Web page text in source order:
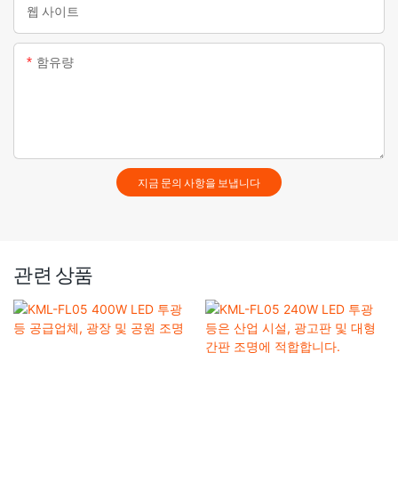
웹 사이트
함유량
지금 문의 사항을 보냅니다
관련 상품